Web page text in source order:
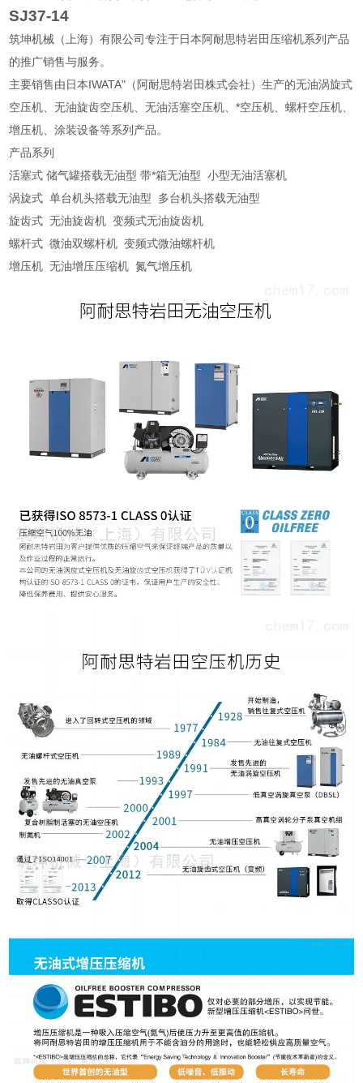
SJ37-14
筑坤机械（上海）有限公司专注于日本阿耐思特岩田压缩机系列产品
的推广销售与服务。
主要销售由日本IWATA"（阿耐思特岩田株式会社）生产的无油涡旋式
空压机、无油旋齿空压机、无油活塞空压机、*空压机、螺杆空压机、
增压机、涂装设备等系列产品。
产品系列
活塞式 储气罐搭载无油型 带*箱无油型 小型无油活塞机
涡旋式 单台机头搭载无油型 多台机头搭载无油型
旋齿式 无油旋齿机 变频式无油旋齿机
螺杆式 微油双螺杆机 变频式微油螺杆机
增压机 无油增压压缩机 氮气增压机